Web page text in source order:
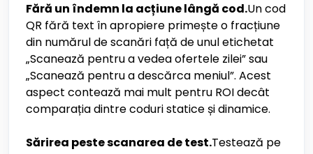
Fără un îndemn la acțiune lângă cod.Un cod
QR fără text în apropiere primește o fracțiune
din numărul de scanări față de unul etichetat
„Scanează pentru a vedea ofertele zilei” sau
„Scanează pentru a descărca meniul”. Acest
aspect contează mai mult pentru ROI decât
comparația dintre coduri statice și dinamice.
Sărirea peste scanarea de test.Testează pe